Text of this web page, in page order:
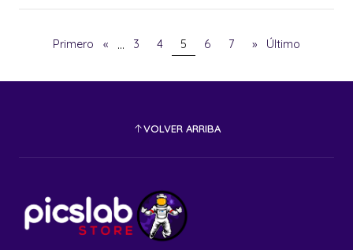
Primero « ... 3 4 5 6 7 » Último
VOLVER ARRIBA